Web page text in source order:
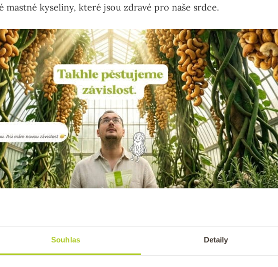
Souhlas Detaily
mastné kyseliny, které jsou zdravé pro naše srdce.